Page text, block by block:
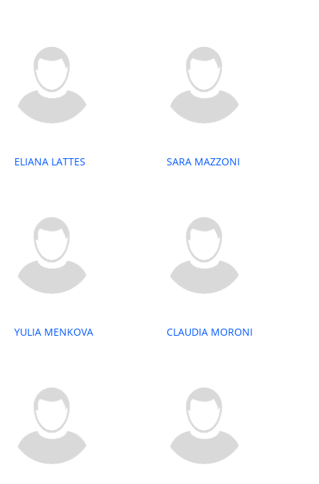
ELIANA LATTES SARA MAZZONI
YULIA MENKOVA CLAUDIA MORONI